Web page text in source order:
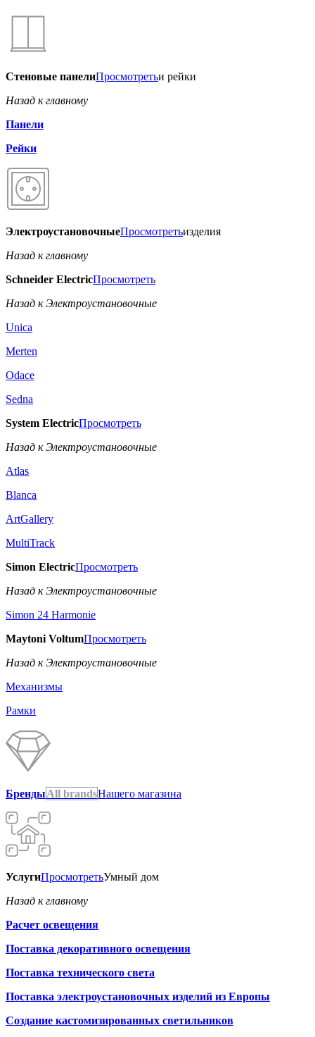
Стеновые панелиПросмотретьи рейки
Назад к главному
Панели
Рейки
ЭлектроустановочныеПросмотретьизделия
Назад к главному
Schneider ElectricПросмотреть
Назад к Электроустановочные
Unica
Merten
Odace
Sedna
System ElectricПросмотреть
Назад к Электроустановочные
Atlas
Blanca
ArtGallery
MultiTrack
Simon ElectricПросмотреть
Назад к Электроустановочные
Simon 24 Harmonie
Maytoni VoltumПросмотреть
Назад к Электроустановочные
Механизмы
Рамки
БрендыAll brandsНашего магазина
УслугиПросмотретьУмный дом
Назад к главному
Расчет освещения
Поставка декоративного освещения
Поставка технического света
Поставка электроустановочных изделий из Европы
Создание кастомизированных светильников